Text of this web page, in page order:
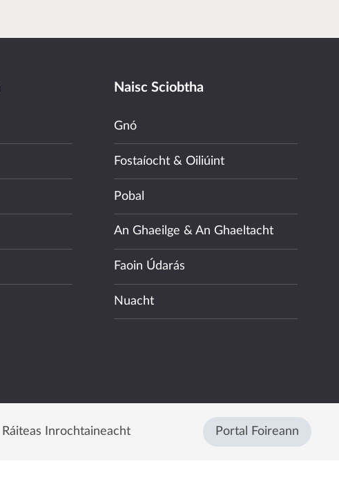
Naisc Sciobtha
Gnó
Fostaíocht & Oiliúint
Pobal
An Ghaeilge & An Ghaeltacht
Faoin Údarás
Nuacht
Ráiteas Inrochtaineacht Portal Foireann